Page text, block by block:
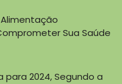
Sua Saúde
para 2024, Segundo a